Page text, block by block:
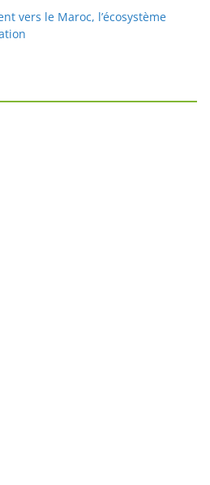
vers le Maroc, l’écosystème